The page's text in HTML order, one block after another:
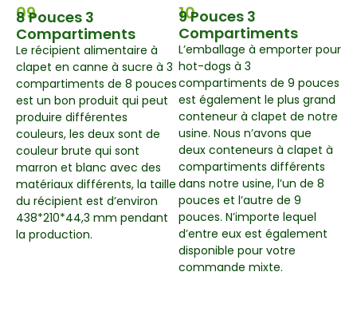
09
8 Pouces 3
Compartiments
Le récipient alimentaire à
clapet en canne à sucre à 3
compartiments de 8 pouces
est un bon produit qui peut
produire différentes
couleurs, les deux sont de
couleur brute qui sont
marron et blanc avec des
matériaux différents, la taille
du récipient est d’environ
438*210*44,3 mm pendant
la production.
10
9 Pouces 3
Compartiments
L’emballage à emporter pour
hot-dogs à 3
compartiments de 9 pouces
est également le plus grand
conteneur à clapet de notre
usine. Nous n’avons que
deux conteneurs à clapet à
compartiments différents
dans notre usine, l’un de 8
pouces et l’autre de 9
pouces. N’importe lequel
d’entre eux est également
disponible pour votre
commande mixte.